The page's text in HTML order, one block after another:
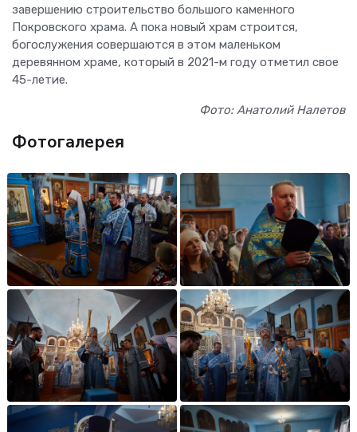
завершению строительство большого каменного
Покровского храма. А пока новый храм строится,
богослужения совершаются в этом маленьком
деревянном храме, который в 2021-м году отметил свое
45-летие.
Фото: Анатолий Налетов
Фотогалерея